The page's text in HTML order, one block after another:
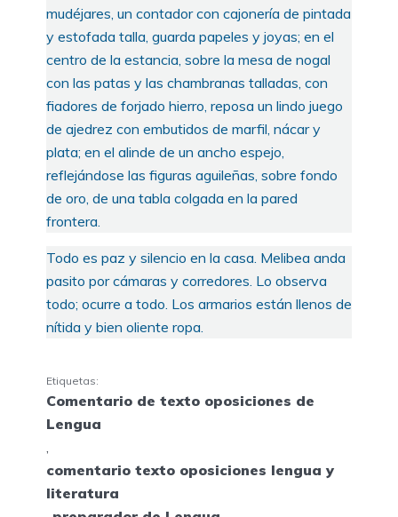
mudéjares, un contador con cajonería de pintada
y estofada talla, guarda papeles y joyas; en el
centro de la estancia, sobre la mesa de nogal
con las patas y las chambranas talladas, con
fiadores de forjado hierro, reposa un lindo juego
de ajedrez con embutidos de marfil, nácar y
plata; en el alinde de un ancho espejo,
reflejándose las figuras aguileñas, sobre fondo
de oro, de una tabla colgada en la pared
frontera.
Todo es paz y silencio en la casa. Melibea anda
pasito por cámaras y corredores. Lo observa
todo; ocurre a todo. Los armarios están llenos de
nítida y bien oliente ropa.
Etiquetas:
Comentario de texto oposiciones de
Lengua
,
comentario texto oposiciones lengua y
literatura